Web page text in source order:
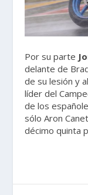
Por su parte
delante de
de su lesión y
líder del
de los
sólo Aron
décimo quinta